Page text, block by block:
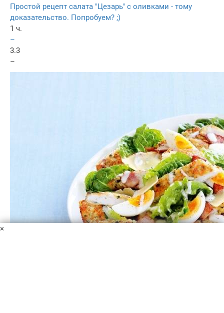
Простой рецепт салата "Цезарь" с оливками - тому
доказательство. Попробуем? ;)
1 ч.
–
3.3
–
×